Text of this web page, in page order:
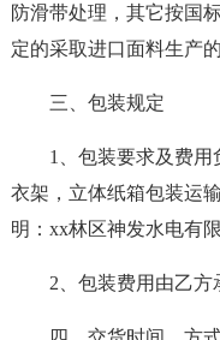
防滑带处理，其它按国
定的采取进口面料生产
三、包装规定
1、包装要求及费用
衣架，立体纸箱包装运
明：xx林区神发水电有
2、包装费用由乙方